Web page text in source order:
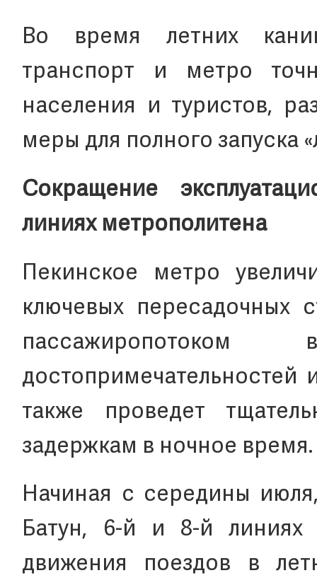
Во время летних
транспорт и метро
населения и туристов,
меры для полного запуска
Сокращение
линиях метрополитена
Пекинское метро
ключевых пересадочных
также проведет
задержкам в ночное время.
Начиная с середины
Батун, 6-й и 8-й линиях
движения поездов в